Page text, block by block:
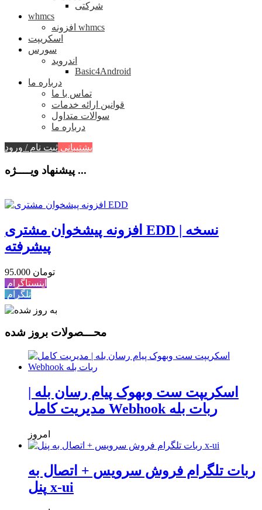
شرکتی
whmcs
افزونه whmcs
اسکریپت
سورس
اندروید
Basic4Android
درباره ما
تماس با ما
قوانین ارائه خدمات
سوالات متداول
درباره ما
پشتیبانی ثبت نام / ورود
پیشنهاد ویــــژه ...
افزونه پیشخوان مشتری EDD | نسخه
پیشرفته
95.000 تومان
اینستاگرام
تلگرام
محـــصولات بروز شده
اسکریپت ست وبهوک پیام رسان بله |
مدیریت کامل Webhook ربات بله
امروز
ربات تلگرام فروش سرویس + اتصال به
پنل x-ui